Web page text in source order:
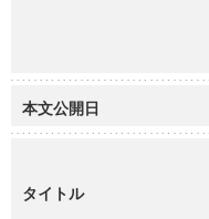
本文公開日
タイトル